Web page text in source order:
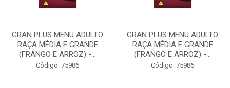
GRAN PLUS MENU ADULTO
RAÇA MÉDIA E GRANDE
(FRANGO E ARROZ) -...
Código: 75986
GRAN PLUS MENU ADULTO
RAÇA MÉDIA E GRANDE
(FRANGO E ARROZ) -...
Código: 75986